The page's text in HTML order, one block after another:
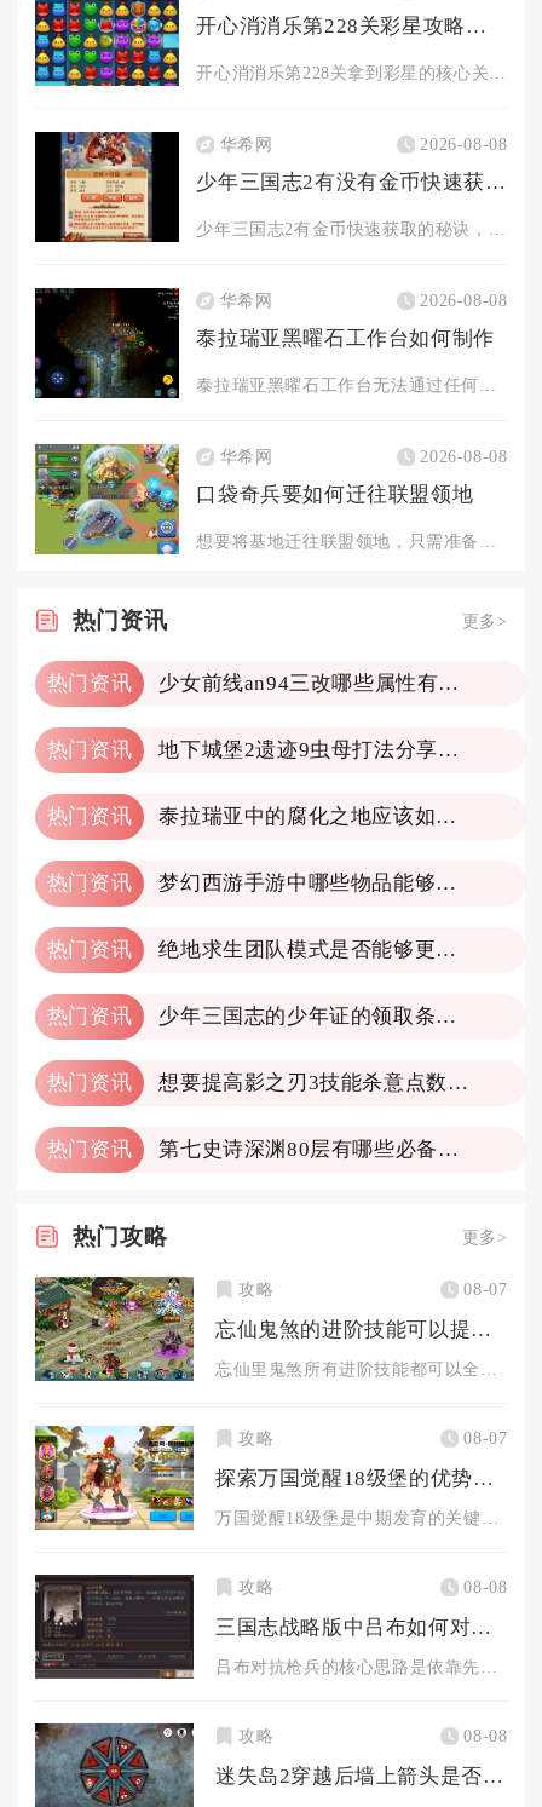
开心消消乐第228关彩星攻略的关键是什么
开心消消乐第228关拿到彩星的核心关键是分层控步数清障、卡翻...
华希网 2026-08-08
少年三国志2有没有金币快速获取的秘诀
少年三国志2有金币快速获取的秘诀，核心在于日常任务拉满、限时...
华希网 2026-08-08
泰拉瑞亚黑曜石工作台如何制作
泰拉瑞亚黑曜石工作台无法通过任何材料在制作站合成获取，只能通...
华希网 2026-08-08
口袋奇兵要如何迁往联盟领地
想要将基地迁往联盟领地，只需准备领土迁城道具、满足迁城前置条...
热门资讯 更多>
热门资讯 少女前线an94三改哪些属性有变化
热门资讯 地下城堡2遗迹9虫母打法分享一下
热门资讯 泰拉瑞亚中的腐化之地应该如何开采
热门资讯 梦幻西游手游中哪些物品能够轻松转化为金币
热门资讯 绝地求生团队模式是否能够更改地图
热门资讯 少年三国志的少年证的领取条件是什么
热门资讯 想要提高影之刃3技能杀意点数该怎么做
热门资讯 第七史诗深渊80层有哪些必备装备
热门攻略 更多>
攻略 08-07
忘仙鬼煞的进阶技能可以提高实力吗
攻略 08-07
探索万国觉醒18级堡的优势有哪些
攻略 08-08
三国志战略版中吕布如何对付对方的枪兵
攻略 08-08
迷失岛2穿越后墙上箭头是否有窍门可以解开